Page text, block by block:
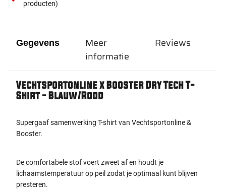
producten)
Gegevens
Vechtsportonline x Booster Dry Tech T-
Shirt - Blauw/Rood
Supergaaf samenwerking T-shirt van Vechtsportonline &
Booster.
De comfortabele stof voert zweet af en houdt je
lichaamstemperatuur op peil zodat je optimaal kunt blijven
presteren.
Meer
informatie
Reviews